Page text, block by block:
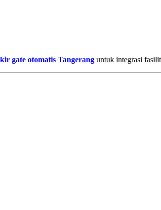
gate otomatis Tangerang untuk integrasi